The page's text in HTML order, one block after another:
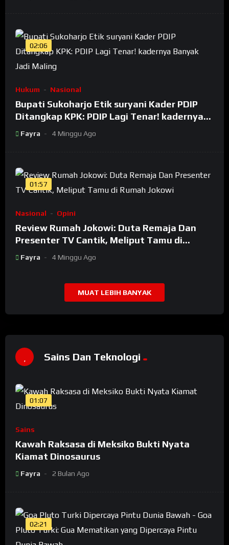
02:06
Hukum Nasional
Bupati Sukoharjo Etik suryani Kader PDIP
Ditangkap KPK: PDIP Lagi Tenar! kadernya
Banyak Jadi Maling
Fayra 4 Minggu Ago
01:57
Nasional Opini
Review Rumah Jokowi: Duta Remaja Dan
Presenter TV Cantik, Meliput Tamu di
Rumah Jokowi
Fayra 4 Minggu Ago
MUAT LEBIH BANYAK
Sains Dan Teknologi
01:07
Sains
Kawah Raksasa di Meksiko Bukti Nyata
Kiamat Dinosaurus
Fayra 2 Bulan Ago
02:21